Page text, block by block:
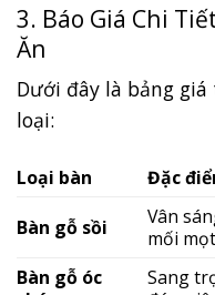
3. Báo Giá Chi
Ăn
Dưới đây là bảng
loại:
Loại bàn Đặc
Bàn gỗ sồi
Vân
mối
Bàn gỗ óc
Sang